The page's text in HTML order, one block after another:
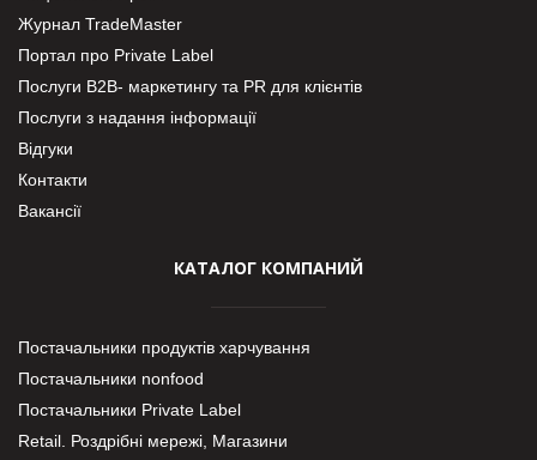
Журнал TradeMaster
Портал про Private Label
Послуги В2В- маркетингу та PR для клієнтів
Послуги з надання інформації
Відгуки
Контакти
Вакансії
КАТАЛОГ КОМПАНИЙ
Постачальники продуктів харчування
Постачальники nonfood
Постачальники Private Label
Retail. Роздрібні мережі, Магазини